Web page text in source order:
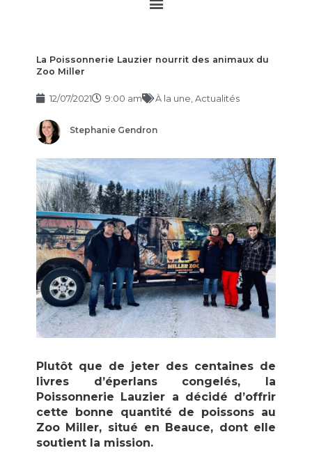
La Poissonnerie Lauzier nourrit des animaux du
Zoo Miller
12/07/2021 9:00 am À la une Actualités
Stephanie Gendron
Plutôt que de jeter des centaines de
livres d’éperlans congelés, la
Poissonnerie Lauzier a décidé d’offrir
cette bonne quantité de poissons au
Zoo Miller, situé en Beauce, dont elle
soutient la mission.